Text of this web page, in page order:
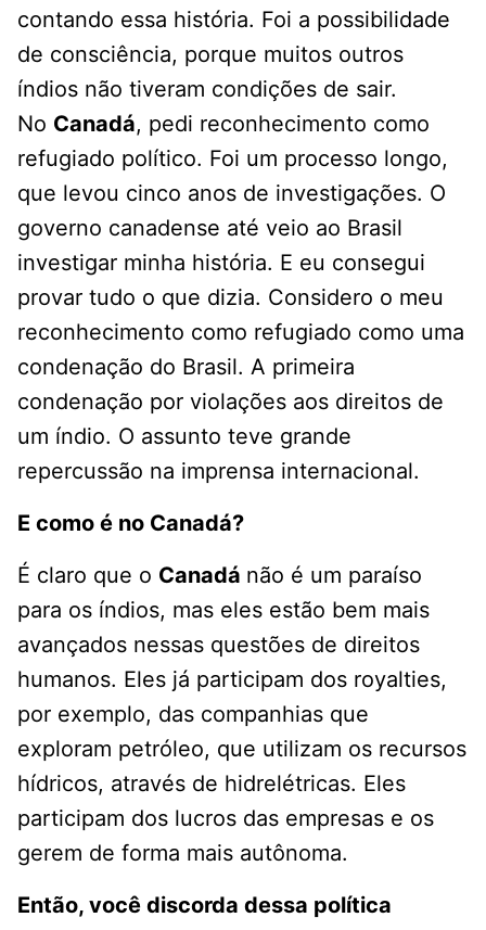
contando essa história. Foi a possibilidade
de consciência, porque muitos outros
índios não tiveram condições de sair.
No Canadá, pedi reconhecimento como
refugiado político. Foi um processo longo,
que levou cinco anos de investigações. O
governo canadense até veio ao Brasil
investigar minha história. E eu consegui
provar tudo o que dizia. Considero o meu
reconhecimento como refugiado como uma
condenação do Brasil. A primeira
condenação por violações aos direitos de
um índio. O assunto teve grande
repercussão na imprensa internacional.
E como é no Canadá?
É claro que o Canadá não é um paraíso
para os índios, mas eles estão bem mais
avançados nessas questões de direitos
humanos. Eles já participam dos royalties,
por exemplo, das companhias que
exploram petróleo, que utilizam os recursos
hídricos, através de hidrelétricas. Eles
participam dos lucros das empresas e os
gerem de forma mais autônoma.
Então, você discorda dessa política